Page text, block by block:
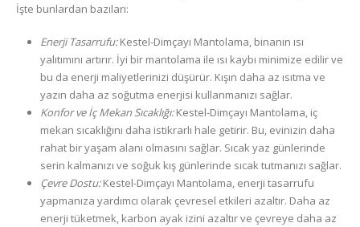
İşte bunlardan bazıları:
Enerji Tasarrufu:Kestel-Dimçayı Mantolama, binanın ısı
yalıtımını artırır. İyi bir mantolama ile ısı kaybı minimize edilir ve
bu da enerji maliyetlerinizi düşürür. Kışın daha az ısıtma ve
yazın daha az soğutma enerjisi kullanmanızı sağlar.
Konfor ve İç Mekan Sıcaklığı:Kestel-Dimçayı Mantolama, iç
mekan sıcaklığını daha istikrarlı hale getirir. Bu, evinizin daha
rahat bir yaşam alanı olmasını sağlar. Sıcak yaz günlerinde
serin kalmanızı ve soğuk kış günlerinde sıcak tutmanızı sağlar.
Çevre Dostu:Kestel-Dimçayı Mantolama, enerji tasarrufu
yapmanıza yardımcı olarak çevresel etkileri azaltır. Daha az
enerji tüketmek, karbon ayak izini azaltır ve çevreye daha az